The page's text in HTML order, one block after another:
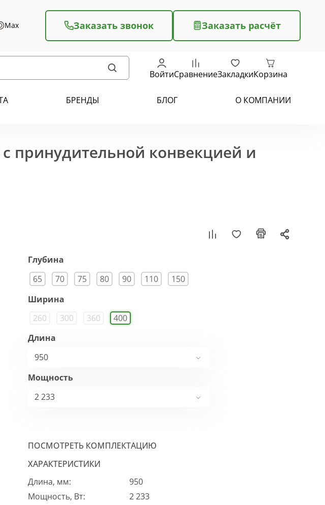
Max Заказать звонок Заказать расчёт
ВойтиСравнениеЗакладкиКорзина
БРЕНДЫ БЛОГ О КОМПАНИИ
принудительной конвекцией и
Глубина
65
70 75 80 90 110
150
Ширина
260
300 360
400
Длина
950
Мощность
2 233
ПОСМОТРЕТЬ КОМПЛЕКТАЦИЮ
ХАРАКТЕРИСТИКИ
Длина, мм:
950
Мощность, Вт:
2 233